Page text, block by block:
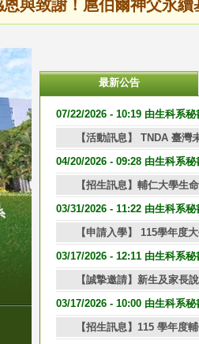
1 2
恩與致謝！扈伯爾神父永
最新公告
07/22/2026 - 10:19 由生科系秘
【活動訊息】 TNDA 臺
04/20/2026 - 09:28 由生科系秘
【招生訊息】輔仁大學生
03/31/2026 - 11:22 由生科系秘
【申請入學】 115學年度
03/17/2026 - 12:11 由生科系秘
【誠摯邀請】新生及家長
03/17/2026 - 10:00 由生科系秘
【招生訊息】115 學年度